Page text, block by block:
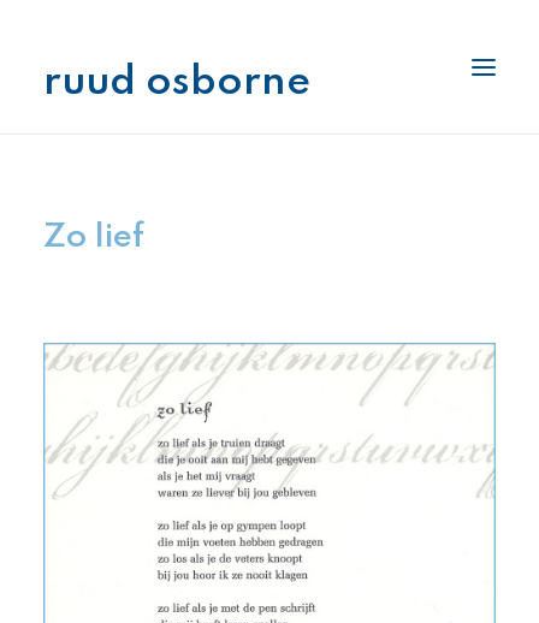
ruud osborne
boekenplank
pennenhouder
als ik aan je denk
Zo lief